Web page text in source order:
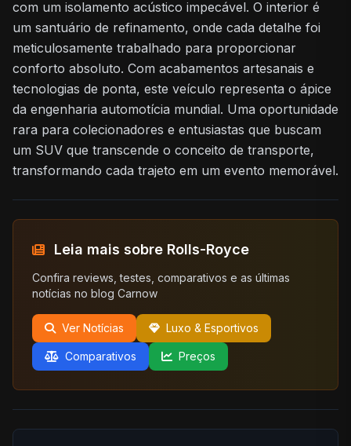
com um isolamento acústico impecável. O interior é
um santuário de refinamento, onde cada detalhe foi
meticulosamente trabalhado para proporcionar
conforto absoluto. Com acabamentos artesanais e
tecnologias de ponta, este veículo representa o ápice
da engenharia automotícia mundial. Uma oportunidade
rara para colecionadores e entusiastas que buscam
um SUV que transcende o conceito de transporte,
transformando cada trajeto em um evento memorável.
Leia mais sobre Rolls-Royce
Confira reviews, testes, comparativos e as últimas
notícias no blog Carnow
Ver Notícias Luxo & Esportivos
Comparativos Preços